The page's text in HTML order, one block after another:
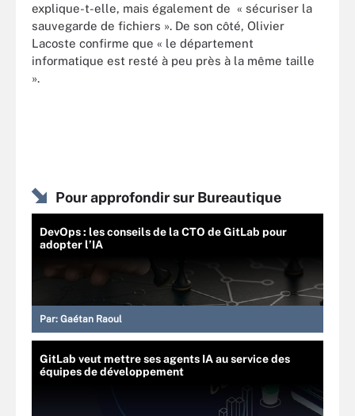
explique-t-elle, mais également de « sécuriser la
sauvegarde de fichiers ». De son côté, Olivier
Lacoste confirme que « le département
informatique est resté à peu près à la même taille
».
Pour approfondir sur Bureautique
DevOps : les conseils de la CTO de GitLab pour
adopter l’IA
Par: Gaétan Raoul
GitLab veut mettre ses agents IA au service des
équipes de développement